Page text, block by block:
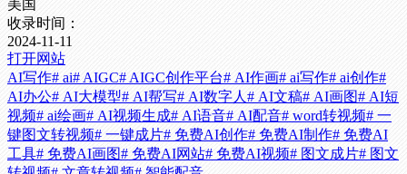
美国
收录时间：
2024-11-11
打开网站
AI写作# ai# AIGC# AIGC创作平台# AI作画# ai写作# ai创作#
AI办公# AI大模型# AI帮写# AI数字人 # AI文稿# AI画图# AI短
视频# ai绘画# AI视频生成# AI语音# AI配音# word转视频# 一
键图文转视频# 一键成片# 免费AI创作# 免费AI制作# 免费AI
工具# 免费AI画图# 免费AI网站# 免费AI视频# 图文成片# 图文